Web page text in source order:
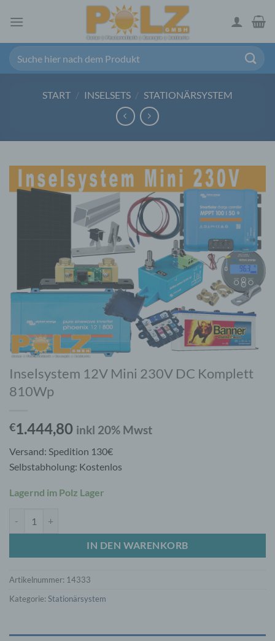
Inhalt
START / INSELSETS / STATIONÄRSYSTEM
Inselsystem 12V Mini 230V DC Komplett
810Wp
€1.444,80 inkl 20% Mwst
Versand: Spedition 130€
Selbstabholung: Kostenlos
Lagernd im Polz Lager
IN DEN WARENKORB
Artikelnummer: 14333
Kategorie: Stationärsystem